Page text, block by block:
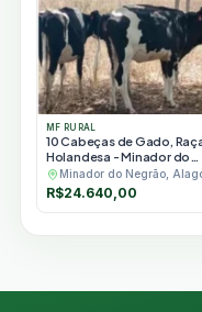
MF RURAL
10 Cabeças de Gado,
Holandesa - Minador do
Negrão/AL
Minador do Negrão,
R$24.640,00